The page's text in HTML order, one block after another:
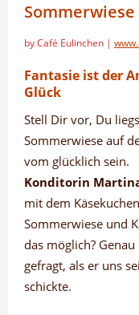
Sommerwiese
by Café Eulinchen |
Fantasie ist der
Glück
Stell Dir vor, Du
Sommerwiese auf
vom glücklich sein.
Konditorin
mit dem
Sommerwiese und
das möglich?
gefragt, als er uns
schickte.